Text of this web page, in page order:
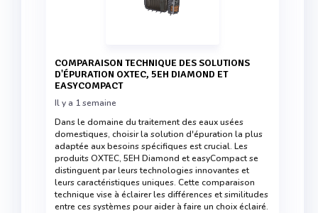
COMPARAISON TECHNIQUE DES SOLUTIONS
D'ÉPURATION OXTEC, 5EH DIAMOND ET
EASYCOMPACT
Il y a 1 semaine
Dans le domaine du traitement des eaux usées
domestiques, choisir la solution d'épuration la plus
adaptée aux besoins spécifiques est crucial. Les
produits OXTEC, 5EH Diamond et easyCompact se
distinguent par leurs technologies innovantes et
leurs caractéristiques uniques. Cette comparaison
technique vise à éclairer les différences et similitudes
entre ces systèmes pour aider à faire un choix éclairé.